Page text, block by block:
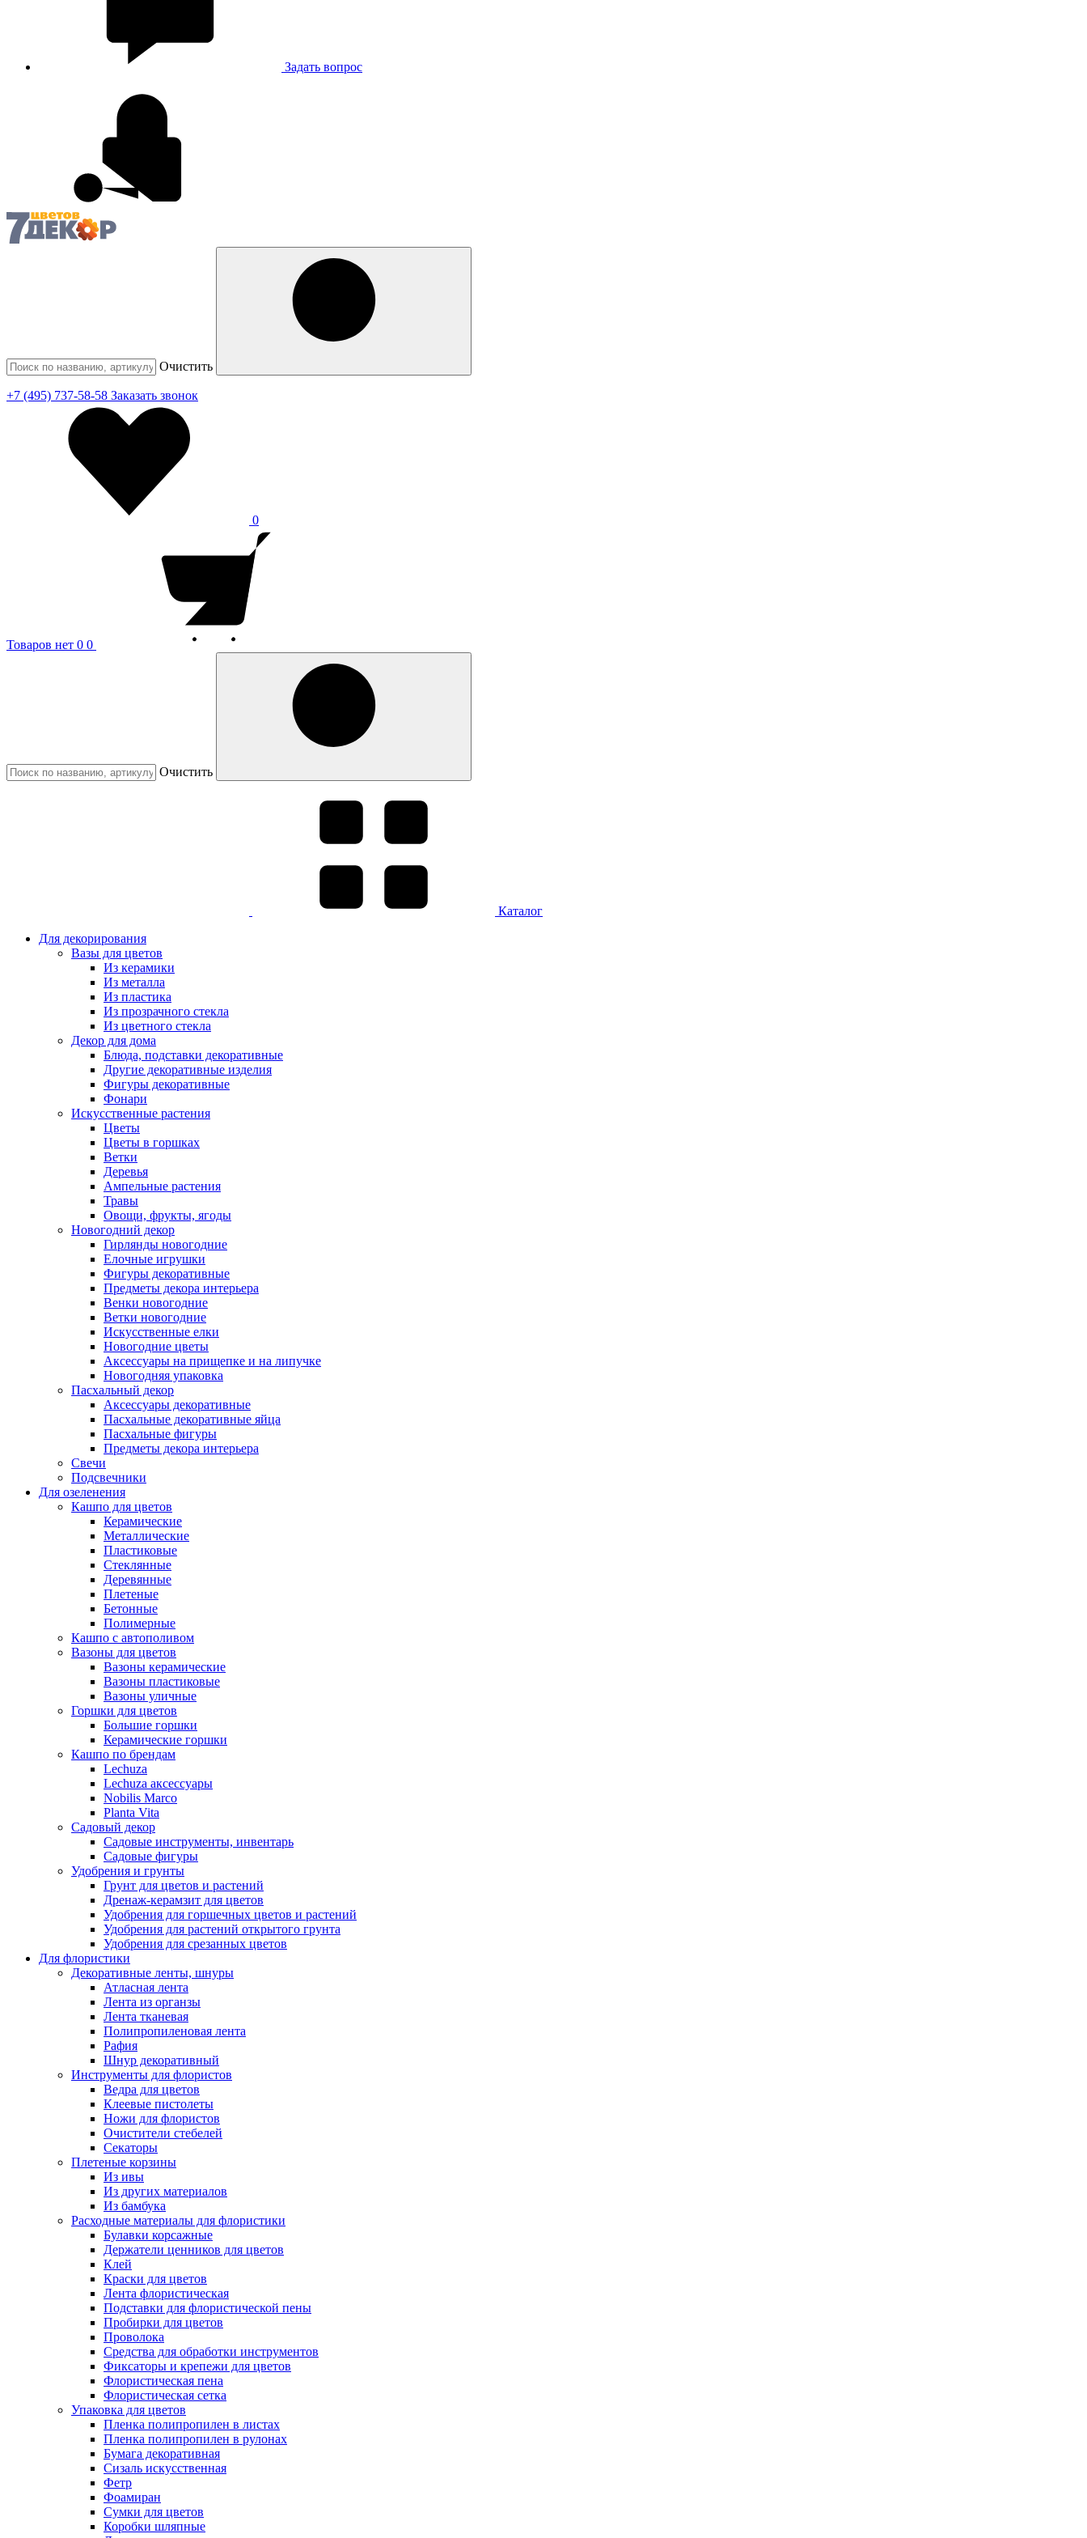
Задать вопрос
Очистить
+7 (495) 737-58-58 Заказать звонок
0
Товаров нет 0 0
Очистить
Каталог
Для декорирования
Вазы для цветов
Из керамики
Из металла
Из пластика
Из прозрачного стекла
Из цветного стекла
Декор для дома
Блюда, подставки декоративные
Другие декоративные изделия
Фигуры декоративные
Фонари
Искусственные растения
Цветы
Цветы в горшках
Ветки
Деревья
Ампельные растения
Травы
Овощи, фрукты, ягоды
Новогодний декор
Гирлянды новогодние
Елочные игрушки
Фигуры декоративные
Предметы декора интерьера
Венки новогодние
Ветки новогодние
Искусственные елки
Новогодние цветы
Аксессуары на прищепке и на липучке
Новогодняя упаковка
Пасхальный декор
Аксессуары декоративные
Пасхальные декоративные яйца
Пасхальные фигуры
Предметы декора интерьера
Свечи
Подсвечники
Для озеленения
Кашпо для цветов
Керамические
Металлические
Пластиковые
Стеклянные
Деревянные
Плетеные
Бетонные
Полимерные
Кашпо с автополивом
Вазоны для цветов
Вазоны керамические
Вазоны пластиковые
Вазоны уличные
Горшки для цветов
Большие горшки
Керамические горшки
Кашпо по брендам
Lechuza
Lechuza аксессуары
Nobilis Marco
Planta Vita
Садовый декор
Садовые инструменты, инвентарь
Садовые фигуры
Удобрения и грунты
Грунт для цветов и растений
Дренаж-керамзит для цветов
Удобрения для горшечных цветов и растений
Удобрения для растений открытого грунта
Удобрения для срезанных цветов
Для флористики
Декоративные ленты, шнуры
Атласная лента
Лента из органзы
Лента тканевая
Полипропиленовая лента
Рафия
Шнур декоративный
Инструменты для флористов
Ведра для цветов
Клеевые пистолеты
Ножи для флористов
Очистители стебелей
Секаторы
Плетеные корзины
Из ивы
Из других материалов
Из бамбука
Расходные материалы для флористики
Булавки корсажные
Держатели ценников для цветов
Клей
Краски для цветов
Лента флористическая
Подставки для флористической пены
Пробирки для цветов
Проволока
Средства для обработки инструментов
Фиксаторы и крепежи для цветов
Флористическая пена
Флористическая сетка
Упаковка для цветов
Пленка полипропилен в листах
Пленка полипропилен в рулонах
Бумага декоративная
Сизаль искусственная
Фетр
Фоамиран
Сумки для цветов
Коробки шляпные